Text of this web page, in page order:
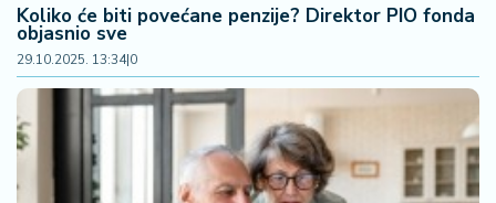
Koliko će biti povećane penzije? Direktor PIO fonda
objasnio sve
29.10.2025. 13:34|0